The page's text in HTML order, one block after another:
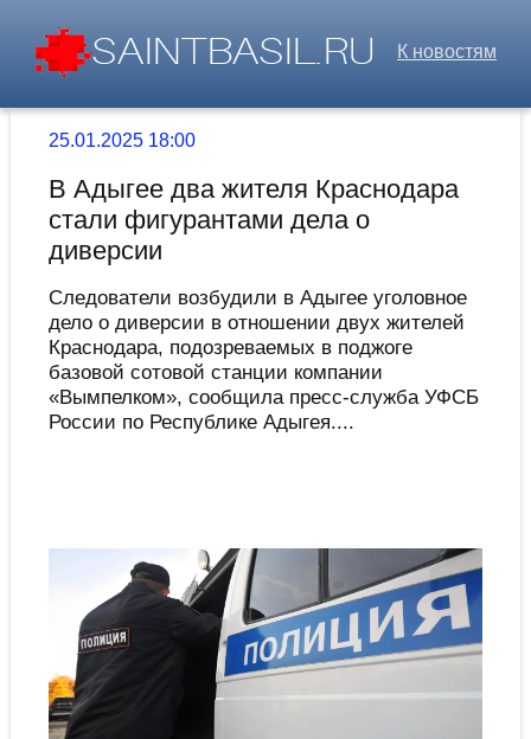
К новостям
25.01.2025 18:00
В Адыгее два жителя Краснодара
стали фигурантами дела о
диверсии
Следователи возбудили в Адыгее уголовное
дело о диверсии в отношении двух жителей
Краснодара, подозреваемых в поджоге
базовой сотовой станции компании
«Вымпелком», сообщила пресс-служба УФСБ
России по Республике Адыгея....